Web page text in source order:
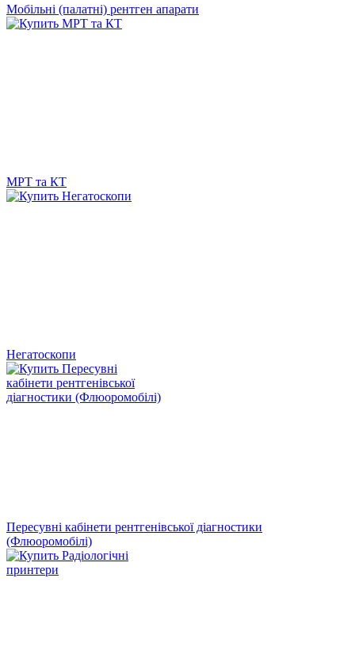
Мобільні (палатні) рентген апарати
МРТ та КТ
Негатоскопи
Пересувні кабінети рентгенівської діагностики
(Флюоромобілі)